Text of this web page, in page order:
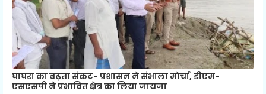
घाघरा का बढ़ता संकट- प्रशासन ने संभाला मोर्चा, डीएम-
एसएसपी ने प्रभावित क्षेत्र का लिया जायजा